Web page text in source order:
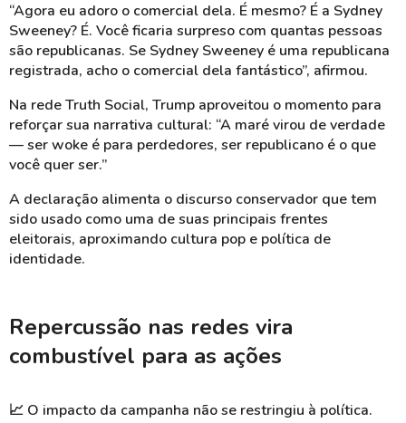
“Agora eu adoro o comercial dela. É mesmo? É a Sydney
Sweeney? É. Você ficaria surpreso com quantas pessoas
são republicanas. Se Sydney Sweeney é uma republicana
registrada, acho o comercial dela fantástico”, afirmou.
Na rede Truth Social, Trump aproveitou o momento para
reforçar sua narrativa cultural: “A maré virou de verdade
— ser woke é para perdedores, ser republicano é o que
você quer ser.”
A declaração alimenta o discurso conservador que tem
sido usado como uma de suas principais frentes
eleitorais, aproximando cultura pop e política de
identidade.
Repercussão nas redes vira
combustível para as ações
📈 O impacto da campanha não se restringiu à política.